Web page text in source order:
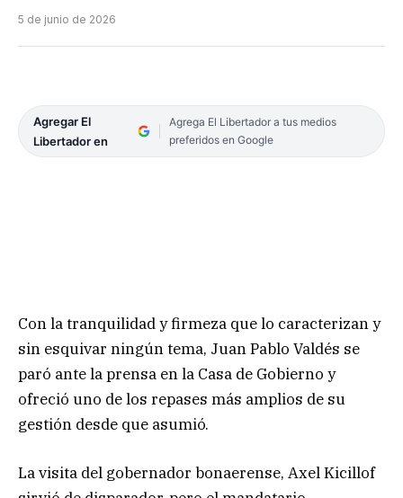
5 de junio de 2026
Agregar El
Libertador en
Agrega El Libertador a tus medios
preferidos en Google
Con la tranquilidad y firmeza que lo caracterizan y
sin esquivar ningún tema, Juan Pablo Valdés se
paró ante la prensa en la Casa de Gobierno y
ofreció uno de los repases más amplios de su
gestión desde que asumió.
La visita del gobernador bonaerense, Axel Kicillof